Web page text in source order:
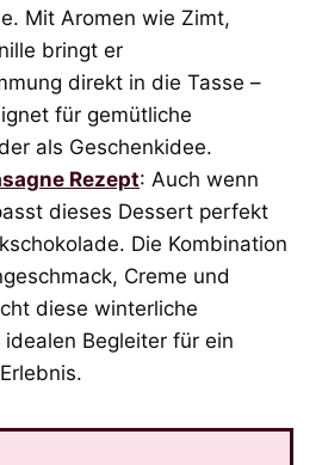
Mit Aromen wie Zimt,
bringt er
direkt in die Tasse –
für gemütliche
als Geschenkidee.
Rezept: Auch wenn
dieses Dessert perfekt
Die Kombination
Creme und
diese winterliche
Begleiter für ein